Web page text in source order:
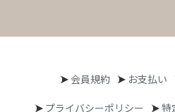
会員規約 お支払い
プライバシーポリシー 特